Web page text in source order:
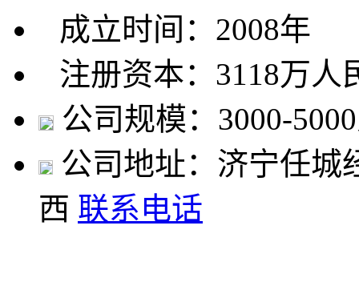
成立时间：2008年
注册资本：3118万人
公司规模：3000-
公司地址：济宁任城
西 联系电话